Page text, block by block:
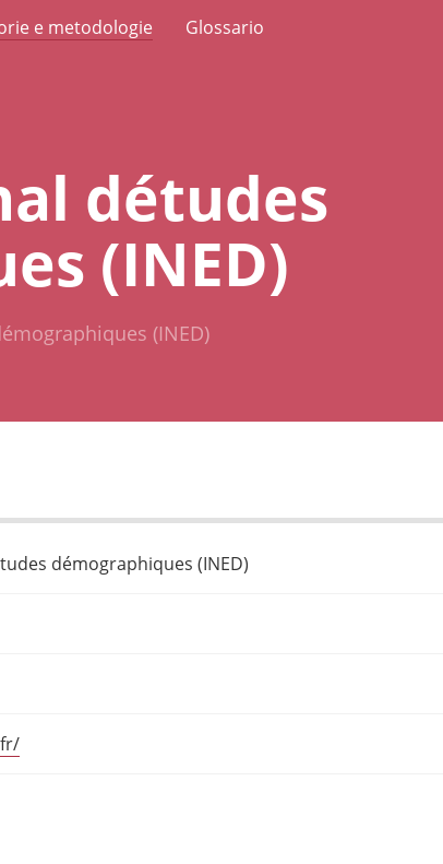
e metodologie Glossario
détudes
(INED)
(INED)
démographiques (INED)